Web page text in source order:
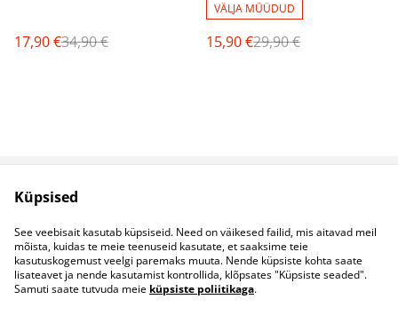
17,90 €34,90 €
VÄLJA MÜÜDUD
15,90 €29,90 €
Müügitingimused
Küpsised
Kontaktid
B2B koostöö
Küpsised
See veebisait kasutab küpsiseid. Need on väikesed failid, mis aitavad meil
mõista, kuidas te meie teenuseid kasutate, et saaksime teie
kasutuskogemust veelgi paremaks muuta. Nende küpsiste kohta saate
lisateavet ja nende kasutamist kontrollida, klõpsates "Küpsiste seaded".
Samuti saate tutvuda meie küpsiste poliitikaga.